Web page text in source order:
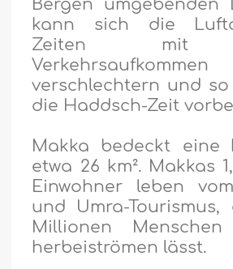
Bergen umgebenden
kann sich die
Zeiten mit
verschlechtern und
die Haddsch-Zeit
Makka bedeckt eine
etwa 26 km². Makkas
Einwohner leben
und Umra-Tourismus,
Millionen
herbeiströmen lässt.